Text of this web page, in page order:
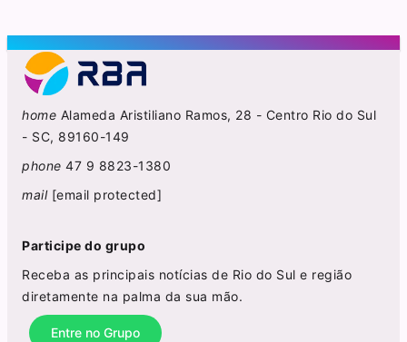
home Alameda Aristiliano Ramos, 28 - Centro Rio do Sul
- SC, 89160-149
phone 47 9 8823-1380
mail [email protected]
Participe do grupo
Receba as principais notícias de Rio do Sul e região
diretamente na palma da sua mão.
Entre no Grupo